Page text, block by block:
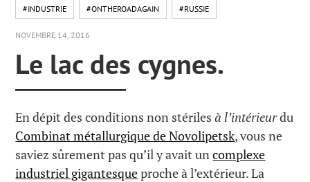
#INDUSTRIE #ONTHEROADAGAIN #RUSSIE
NOVEMBRE 14, 2016
Le lac des cygnes.
En dépit des conditions non stérilesà l’intérieurdu
Combinat métallurgique de Novolipetsk, vous ne
saviez sûrement pas qu’il y avait uncomplexe
industriel gigantesqueproche à l’extérieur. La